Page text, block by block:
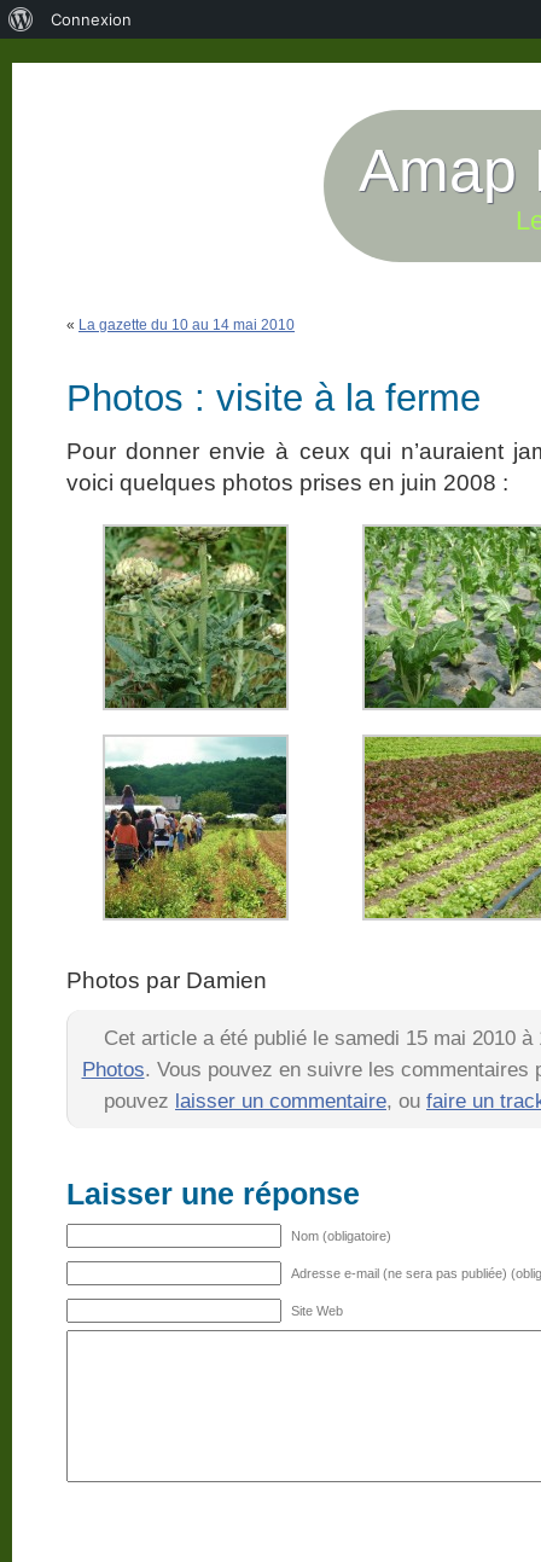
Amap
« La gazette du 10 au 14 mai 2010
Photos : visite à la ferme
Pour donner envie à ceux qui n’auraient
voici quelques photos prises en juin 2008 :
Photos par Damien
Cet article a été publié le samedi 15 mai 2010
Photos. Vous pouvez en suivre les
pouvez laisser un commentaire, ou faire un
Laisser une réponse
Nom (obligatoire)
Adresse e-mail (ne sera pas publiée)
Site Web
Connexion